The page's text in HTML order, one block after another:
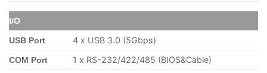
I/O
USB Port 4 x USB 3.0 (5Gbps)
COM Port 1 x RS-232/422/485 (BIOS&Cable)